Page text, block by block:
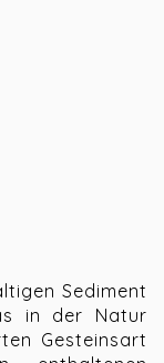
Sediment
in der Natur
Gesteinsart